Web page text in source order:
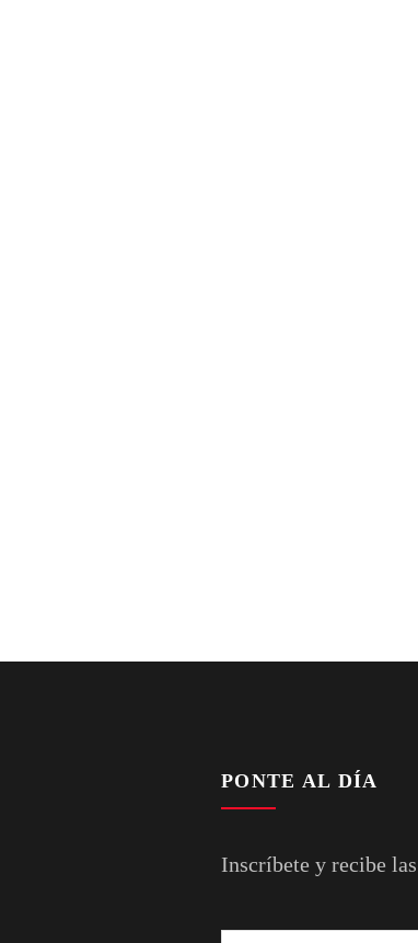
PONTE AL DÍA
Inscríbete y recibe